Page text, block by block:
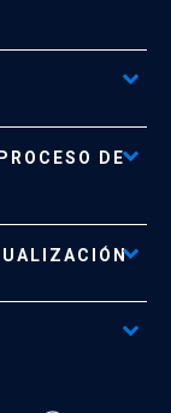
Importante
DE
file_download